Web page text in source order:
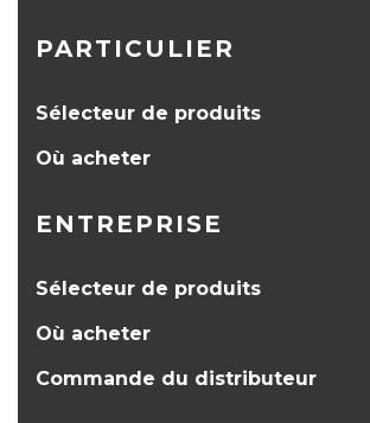
PARTICULIER
Sélecteur de produits
Où acheter
ENTREPRISE
Sélecteur de produits
Où acheter
Commande du distributeur